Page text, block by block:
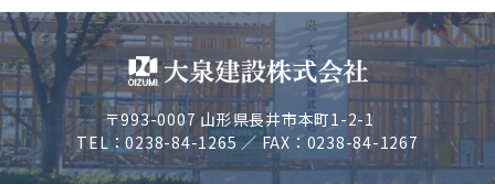
〒993-0007 山形県長井市本町1-2-1
TEL：0238-84-1265 ／ FAX：0238-84-1267